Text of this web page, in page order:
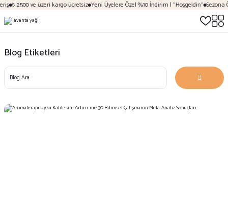
₺ 2500 ve üzeri kargo ücretsiz Yeni Üyelere Özel %10 İndirim | "Hoşgeldin" Sezona
Blog Etiketleri